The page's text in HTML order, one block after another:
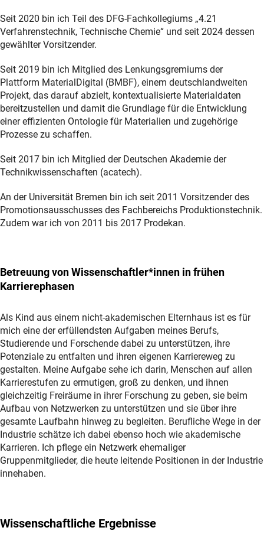
Seit 2020 bin ich Teil des DFG-Fachkollegiums „4.21
Verfahrenstechnik, Technische Chemie“ und seit 2024 dessen
gewählter Vorsitzender.
Seit 2019 bin ich Mitglied des Lenkungsgremiums der
Plattform MaterialDigital (BMBF), einem deutschlandweiten
Projekt, das darauf abzielt, kontextualisierte Materialdaten
bereitzustellen und damit die Grundlage für die Entwicklung
einer effizienten Ontologie für Materialien und zugehörige
Prozesse zu schaffen.
Seit 2017 bin ich Mitglied der Deutschen Akademie der
Technikwissenschaften (acatech).
An der Universität Bremen bin ich seit 2011 Vorsitzender des
Promotionsausschusses des Fachbereichs Produktionstechnik.
Zudem war ich von 2011 bis 2017 Prodekan.
Betreuung von Wissenschaftler*innen in frühen
Karrierephasen
Als Kind aus einem nicht-akademischen Elternhaus ist es für
mich eine der erfüllendsten Aufgaben meines Berufs,
Studierende und Forschende dabei zu unterstützen, ihre
Potenziale zu entfalten und ihren eigenen Karriereweg zu
gestalten. Meine Aufgabe sehe ich darin, Menschen auf allen
Karrierestufen zu ermutigen, groß zu denken, und ihnen
gleichzeitig Freiräume in ihrer Forschung zu geben, sie beim
Aufbau von Netzwerken zu unterstützen und sie über ihre
gesamte Laufbahn hinweg zu begleiten. Berufliche Wege in der
Industrie schätze ich dabei ebenso hoch wie akademische
Karrieren. Ich pflege ein Netzwerk ehemaliger
Gruppenmitglieder, die heute leitende Positionen in der Industrie
innehaben.
Wissenschaftliche Ergebnisse